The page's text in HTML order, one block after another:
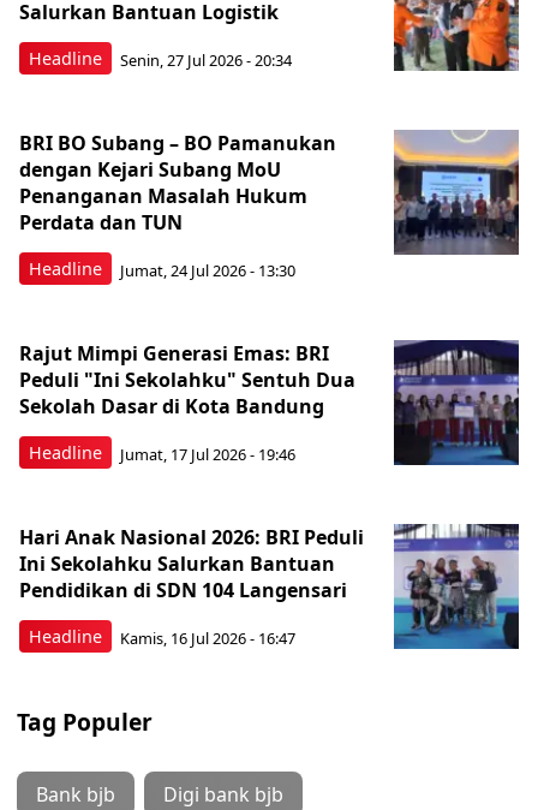
Headline
Salurkan Bantuan Logistik
Senin, 27 Jul 2026 - 20:34
Headline
BRI BO Subang – BO Pamanukan
dengan Kejari Subang MoU
Penanganan Masalah Hukum
Perdata dan TUN
Jumat, 24 Jul 2026 - 13:30
Headline
Rajut Mimpi Generasi Emas: BRI
Peduli "Ini Sekolahku" Sentuh Dua
Sekolah Dasar di Kota Bandung
Jumat, 17 Jul 2026 - 19:46
Headline
Hari Anak Nasional 2026: BRI Peduli
Ini Sekolahku Salurkan Bantuan
Pendidikan di SDN 104 Langensari
Kamis, 16 Jul 2026 - 16:47
Tag Populer
Bank bjb Digi bank bjb